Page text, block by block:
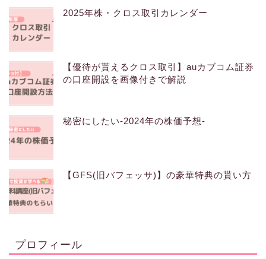
2025年株・クロス取引カレンダー
【優待が貰えるクロス取引】auカブコム証券
の口座開設を画像付きで解説
秘密にしたい-2024年の株価予想-
【GFS(旧バフェッサ)】の豪華特典の貰い方
プロフィール